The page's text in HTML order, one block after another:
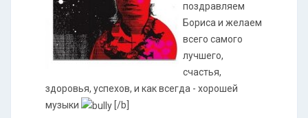
поздравляем
Бориса и желаем
всего самого
лучшего,
счастья,
здоровья, успехов, и как всегда - хорошей
музыки
[/b]